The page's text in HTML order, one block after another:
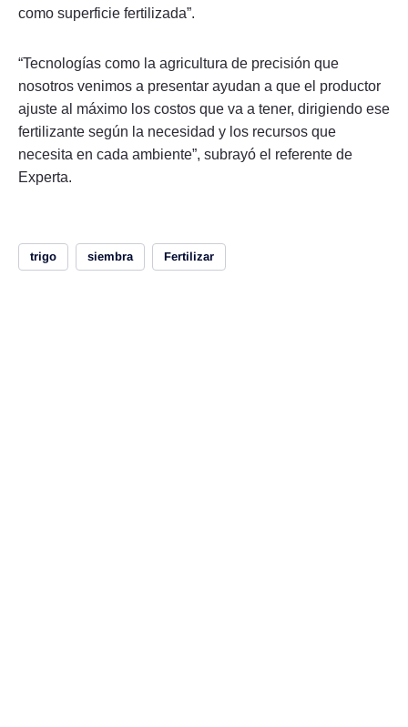
como superficie fertilizada”.
“Tecnologías como la agricultura de precisión que
nosotros venimos a presentar ayudan a que el productor
ajuste al máximo los costos que va a tener, dirigiendo ese
fertilizante según la necesidad y los recursos que
necesita en cada ambiente”, subrayó el referente de
Experta.
trigo siembra Fertilizar